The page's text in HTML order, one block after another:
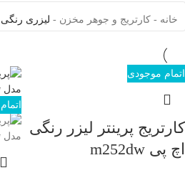
خانه - کارتریج و جوهر مخزن - لیزری رنگی
اتمام موجودی
کارتریج پرینتر لیزر رنگی
اچ پی m252dw